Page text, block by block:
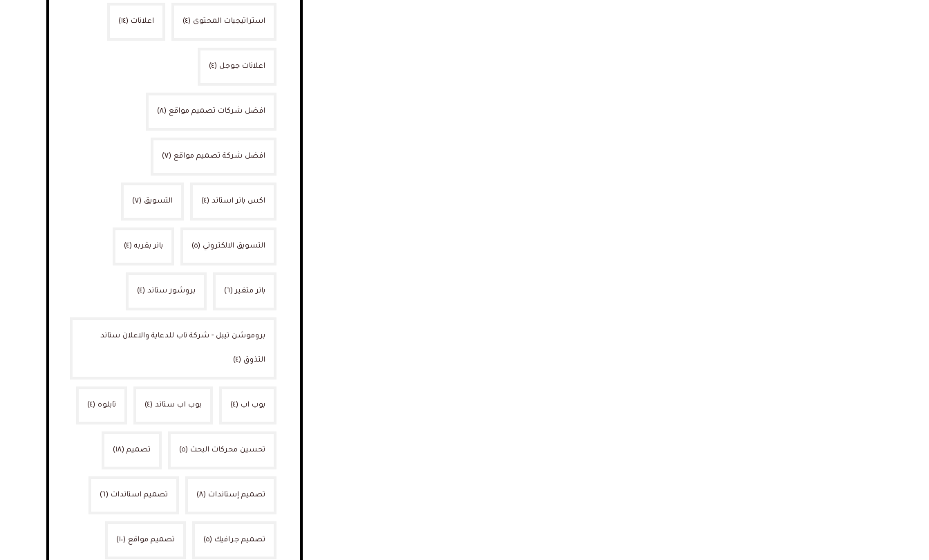
استراتيجيات المحتوى (٤) اعلانات (١٤)
اعلانات جوجل (٤)
افضل شركات تصميم مواقع (٨)
افضل شركة تصميم مواقع (٧)
اكس بانر استاند(٤) التسويق (٧)
التسويق الالكتروني (٥) بانر بقربه(٤)
بانر متغير (٦) بروشور ستاند(٤)
بروموشن تيبل - شركة ناب للدعاية والاعلان ستاند
التذوق (٤)
بوب اب (٤) بوب اب ستاند(٤) تابلوه (٤)
تحسين محركات البحث (٥) تصميم(١٨)
تصميم إستاندات (٨) تصميم استاندات (٦)
تصميم جرافيك (٥) تصميم مواقع (١٠)